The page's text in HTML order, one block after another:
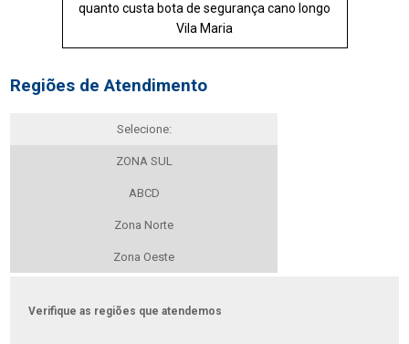
quanto custa bota de segurança cano longo
Vila Maria
Regiões de Atendimento
Selecione:
ZONA SUL
ABCD
Zona Norte
Zona Oeste
Verifique as regiões que atendemos